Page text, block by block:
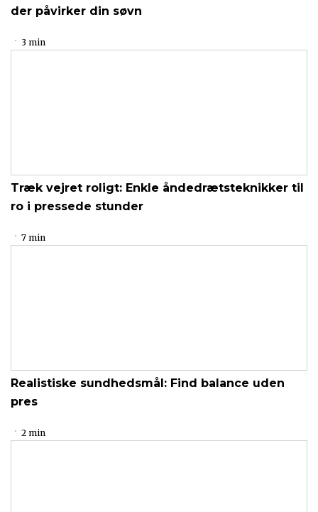
der påvirker din søvn
3 min
Træk vejret roligt: Enkle åndedrætsteknikker til
ro i pressede stunder
7 min
Realistiske sundhedsmål: Find balance uden
pres
2 min